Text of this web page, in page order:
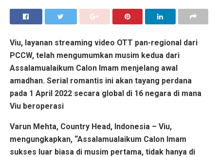
Viu, layanan streaming video OTT pan-regional dari
PCCW, telah mengumumkan musim kedua dari
Assalamualaikum Calon Imam menjelang awal
amadhan. Serial romantis ini akan tayang perdana
pada 1 April 2022 secara global di 16 negara di mana
Viu beroperasi
Varun Mehta, Country Head, Indonesia – Viu,
mengungkapkan, “Assalamualaikum Calon Imam
sukses luar biasa di musim pertama, tidak hanya di